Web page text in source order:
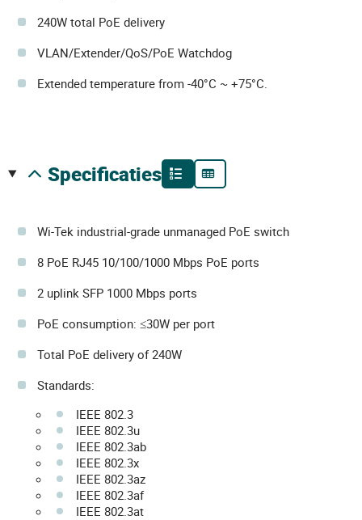
240W total PoE delivery
VLAN/Extender/QoS/PoE Watchdog
Extended temperature from -40°C ~ +75°C.
specificaties
Wi-Tek industrial-grade unmanaged PoE switch
8 PoE RJ45 10/100/1000 Mbps PoE ports
2 uplink SFP 1000 Mbps ports
PoE consumption: ≤30W per port
Total PoE delivery of 240W
Standards:
IEEE 802.3
IEEE 802.3u
IEEE 802.3ab
IEEE 802.3x
IEEE 802.3az
IEEE 802.3af
IEEE 802.3at